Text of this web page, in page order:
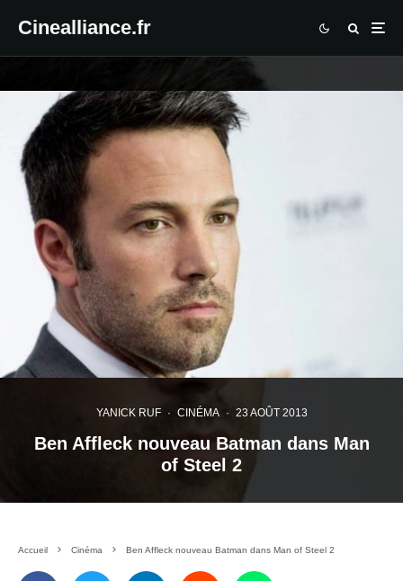
Cinealliance.fr
YANICK RUF · CINÉMA · 23 AOÛT 2013
Ben Affleck nouveau Batman dans Man
of Steel 2
Accueil Cinéma Ben Affleck nouveau Batman dans Man of Steel 2